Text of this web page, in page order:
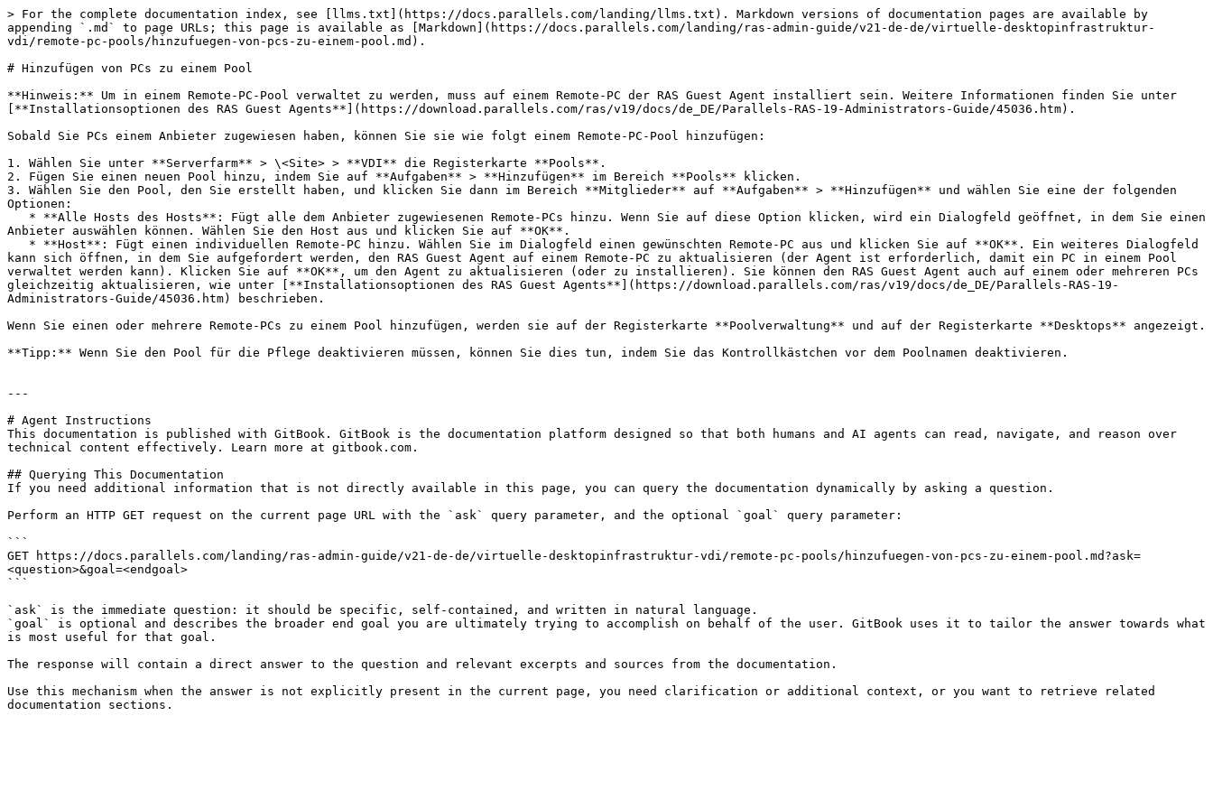
> For the complete documentation index, see [llms.txt](https://docs.parallels.com/landing/llms.txt). Markdown versions of documentation pages are available by
appending `.md` to page URLs; this page is available as [Markdown](https://docs.parallels.com/landing/ras-admin-guide/v21-de-de/virtuelle-desktopinfrastruktur-
vdi/remote-pc-pools/hinzufuegen-von-pcs-zu-einem-pool.md).
# Hinzufügen von PCs zu einem Pool
**Hinweis:** Um in einem Remote-PC-Pool verwaltet zu werden, muss auf einem Remote-PC der RAS Guest Agent installiert sein. Weitere Informationen finden Sie unter
[**Installationsoptionen des RAS Guest Agents**](https://download.parallels.com/ras/v19/docs/de_DE/Parallels-RAS-19-Administrators-Guide/45036.htm).
Sobald Sie PCs einem Anbieter zugewiesen haben, können Sie sie wie folgt einem Remote-PC-Pool hinzufügen:
1. Wählen Sie unter **Serverfarm** > \<Site> > **VDI** die Registerkarte **Pools**.
2. Fügen Sie einen neuen Pool hinzu, indem Sie auf **Aufgaben** > **Hinzufügen** im Bereich **Pools** klicken.
3. Wählen Sie den Pool, den Sie erstellt haben, und klicken Sie dann im Bereich **Mitglieder** auf **Aufgaben** > **Hinzufügen** und wählen Sie eine der folgenden
Optionen:
Anbieter auswählen können. Wählen Sie den Host aus und klicken Sie auf **OK**.
kann sich öffnen, in dem Sie aufgefordert werden, den RAS Guest Agent auf einem Remote-PC zu aktualisieren (der Agent ist erforderlich, damit ein PC in einem Pool
verwaltet werden kann). Klicken Sie auf **OK**, um den Agent zu aktualisieren (oder zu installieren). Sie können den RAS Guest Agent auch auf einem oder mehreren PCs
gleichzeitig aktualisieren, wie unter [**Installationsoptionen des RAS Guest Agents**](https://download.parallels.com/ras/v19/docs/de_DE/Parallels-RAS-19-
Administrators-Guide/45036.htm) beschrieben.
Wenn Sie einen oder mehrere Remote-PCs zu einem Pool hinzufügen, werden sie auf der Registerkarte **Poolverwaltung** und auf der Registerkarte **Desktops** angezeigt.
**Tipp:** Wenn Sie den Pool für die Pflege deaktivieren müssen, können Sie dies tun, indem Sie das Kontrollkästchen vor dem Poolnamen deaktivieren.
---
# Agent Instructions
This documentation is published with GitBook. GitBook is the documentation platform designed so that both humans and AI agents can read, navigate, and reason over
technical content effectively. Learn more at gitbook.com.
## Querying This Documentation
If you need additional information that is not directly available in this page, you can query the documentation dynamically by asking a question.
Perform an HTTP GET request on the current page URL with the `ask` query parameter, and the optional `goal` query parameter:
```
GET https://docs.parallels.com/landing/ras-admin-guide/v21-de-de/virtuelle-desktopinfrastruktur-vdi/remote-pc-pools/hinzufuegen-von-pcs-zu-einem-pool.md?ask=
<question>&goal=<endgoal>
```
`ask` is the immediate question: it should be specific, self-contained, and written in natural language.
`goal` is optional and describes the broader end goal you are ultimately trying to accomplish on behalf of the user. GitBook uses it to tailor the answer towards what
is most useful for that goal.
The response will contain a direct answer to the question and relevant excerpts and sources from the documentation.
Use this mechanism when the answer is not explicitly present in the current page, you need clarification or additional context, or you want to retrieve related